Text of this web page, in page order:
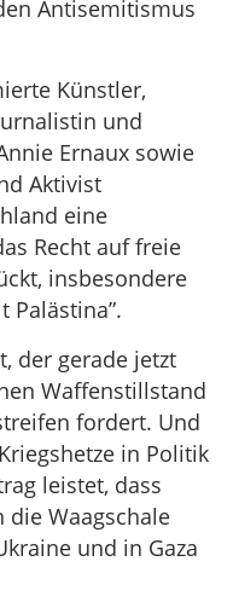
Antisemitismus
Künstler,
und
Ernaux sowie
Aktivist
eine
Recht auf freie
insbesondere
Palästina”.
der gerade jetzt
Waffenstillstand
fordert. Und
in Politik
leistet, dass
die Waagschale
und in Gaza